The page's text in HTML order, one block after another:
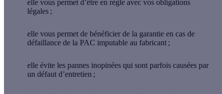
elle vous permet d’être en règle avec vos obligations
légales ;
elle vous permet de bénéficier de la garantie en cas de
défaillance de la PAC imputable au fabricant ;
elle évite les pannes inopinées qui sont parfois causées par
un défaut d’entretien ;